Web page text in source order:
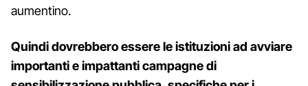
aumentino.
Quindi dovrebbero essere le istituzioni ad avviare
importanti e impattanti campagne di